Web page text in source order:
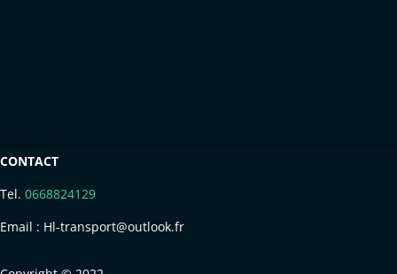
CONTACT
Tel. 0668824129
Email : Hl-transport@outlook.fr